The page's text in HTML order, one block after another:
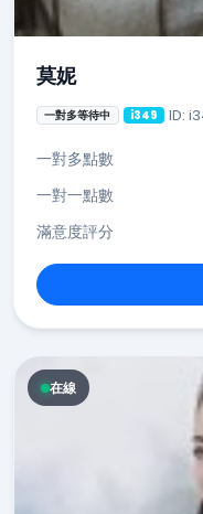
莫妮
一對多等待中 i349 ID:
一對多點數
一對一點數
滿意度評分
在線